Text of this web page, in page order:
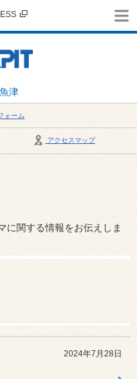
津
ォーム
アクセスマップ
に関する情報をお伝えしま
2024年7月28日